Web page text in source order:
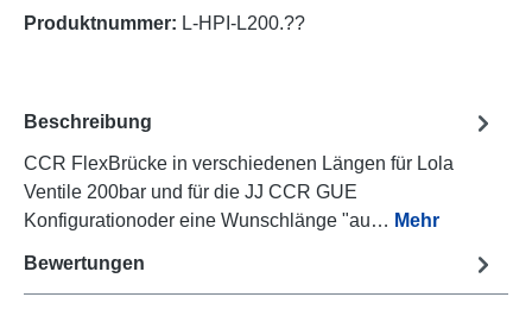
Produktnummer: L-HPI-L200.??
Beschreibung
CCR FlexBrücke in verschiedenen Längen für Lola
Ventile 200bar und für die JJ CCR GUE
Konfigurationoder eine Wunschlänge "au… Mehr
Bewertungen